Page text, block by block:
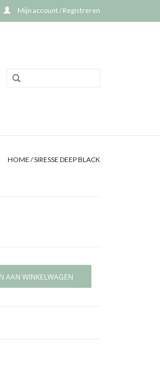
Mijn account / Registreren
HOME /SIRESSE DEEP BLACK
AAN WINKELWAGEN